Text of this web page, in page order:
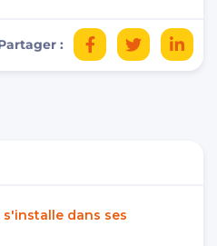
:
s'installe dans ses